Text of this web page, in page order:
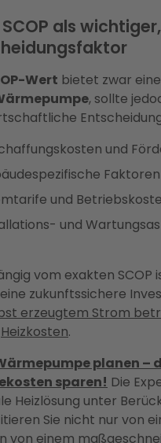
SCOP als
Wert bietet zwar eine
, sollte
und
und
und
vom exakten
zukunftssichere
erzeugtem Strom
Heizkosten.
planen –
sparen! Die
Heizlösung unter
Sie nicht nur von
von einem